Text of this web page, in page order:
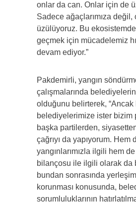
onlar da can. Onlar için de
Sadece ağaçlarımıza
üzülüyoruz. Bu
geçmek için mücadelemiz
devam ediyor.”
Pakdemirli, yangın
çalışmalarında belediyelerin
olduğunu belirterek, “Ancak
belediyelerimize ister bizim
başka partilerden,
çağrıyı da yapıyorum. Hem
yangınlarımızla ilgili hem
bilançosu ile ilgili olarak da
bundan sonrasında
korunması konusunda,
sorumluluklarının